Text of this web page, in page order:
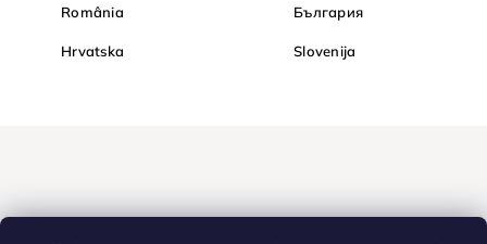
România България
Hrvatska Slovenija